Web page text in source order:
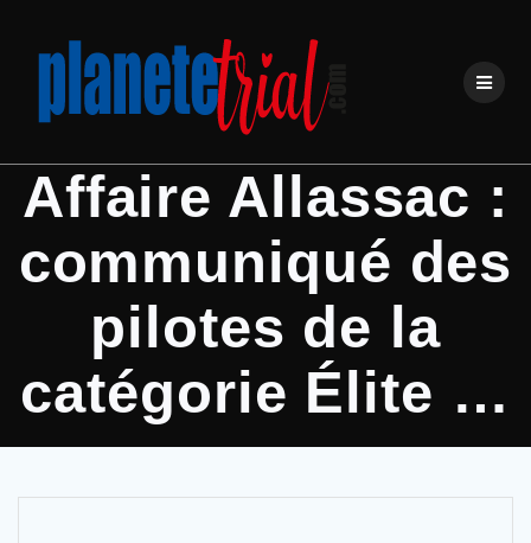
Affaire Allassac :
communiqué des
pilotes de la
catégorie Élite …